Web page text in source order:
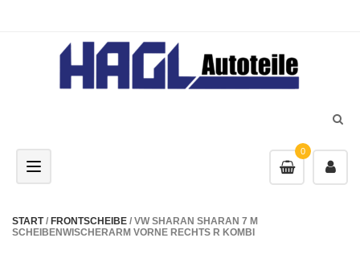
0
Toggle navigation
START/ FRONTSCHEIBE / VW SHARAN SHARAN 7 M
SCHEIBENWISCHERARM VORNE RECHTS R KOMBI